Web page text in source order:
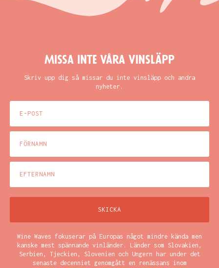
Missa inte våra vinsläpp
Skriv upp dig så missar du inte vinsläpp och andra
nyheter.
Wine Waves fokuserar på Europas något mindre kända men
kanske mest spännande vinländer. Länder som Slovakien,
Serbien, Tjeckien, Slovenien och Ungern har under det
senaste decenniet genomgått en renässans inom